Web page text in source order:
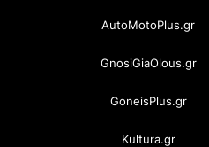
AutoMotoPlus.gr
GnosiGiaOlous.gr
GoneisPlus.gr
Kultura.gr